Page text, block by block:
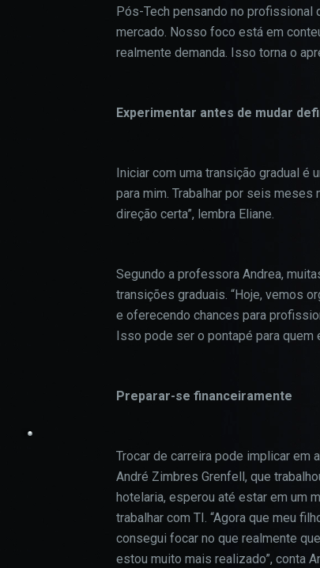
Pós-Tech pensando no
mercado. Nosso foco está em
realmente demanda. Isso torna o
Experimentar antes de mudar
Iniciar com uma transição gradual é
para mim. Trabalhar por seis meses
direção certa”, lembra Eliane.
Segundo a professora Andrea,
transições graduais. “Hoje, vemos
e oferecendo chances para
Isso pode ser o pontapé para quem
Preparar-se financeiramente
Trocar de carreira pode implicar em
André Zimbres Grenfell, que
hotelaria, esperou até estar em um
trabalhar com TI. “Agora que meu
consegui focar no que realmente
estou muito mais realizado”, conta